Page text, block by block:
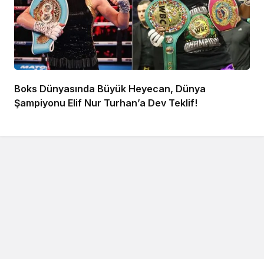
Boks Dünyasında Büyük Heyecan, Dünya
Şampiyonu Elif Nur Turhan’a Dev Teklif!